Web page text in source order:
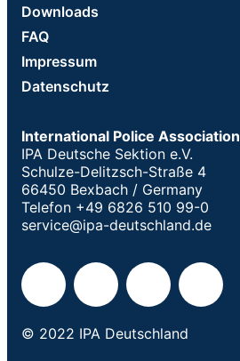
Downloads
FAQ
Impressum
Datenschutz
International Police Association
IPA Deutsche Sektion e.V.
Schulze-Delitzsch-Straße 4
66450 Bexbach / Germany
Telefon +49 6826 510 99-0
service@ipa-deutschland.de
© 2022 IPA Deutschland